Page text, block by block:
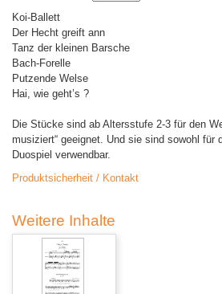
Koi-Ballett
Der Hecht greift ann
Tanz der kleinen Barsche
Bach-Forelle
Putzende Welse
Hai, wie geht’s ?
Die Stücke sind ab Altersstufe 2-3 für den
musiziert“ geeignet. Und sie sind sowohl für
Duospiel verwendbar.
Produktsicherheit / Kontakt
Weitere Inhalte